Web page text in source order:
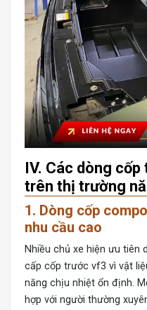
IV. Các dòng
trên thị trường
1. Dòng cốp
nhu cầu cao
Nhiều chủ xe hiện ưu tiên
cấp cốp trước vf3 vì vật
năng chịu nhiệt ổn định.
hợp với người thường